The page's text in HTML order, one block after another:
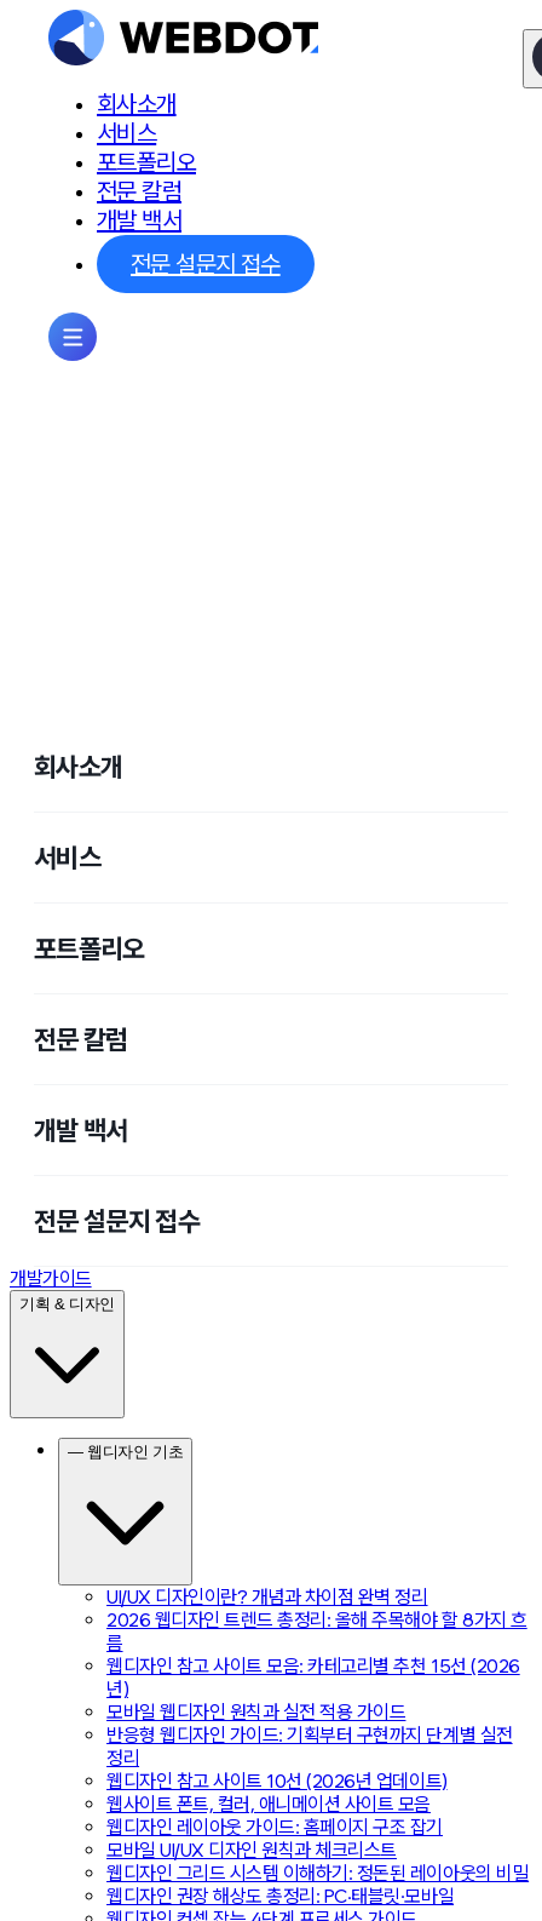
회사소개
서비스
포트폴리오
전문 칼럼
개발 백서
전문 설문지 접수
회사소개
서비스
포트폴리오
전문 칼럼
개발 백서
전문 설문지 접수
개발가이드
기획 & 디자인
— 웹디자인 기초
UI/UX 디자인이란? 개념과 차이점 완벽 정리
2026 웹디자인 트렌드 총정리: 올해 주목해야 할 8가지 흐
름
웹디자인 참고 사이트 모음: 카테고리별 추천 15선 (2026
년)
모바일 웹디자인 원칙과 실전 적용 가이드
반응형 웹디자인 가이드: 기획부터 구현까지 단계별 실전
정리
웹디자인 참고 사이트 10선 (2026년 업데이트)
웹사이트 폰트, 컬러, 애니메이션 사이트 모음
웹디자인 레이아웃 가이드: 홈페이지 구조 잡기
모바일 UI/UX 디자인 원칙과 체크리스트
웹디자인 그리드 시스템 이해하기: 정돈된 레이아웃의 비밀
웹디자인 권장 해상도 총정리: PC·태블릿·모바일